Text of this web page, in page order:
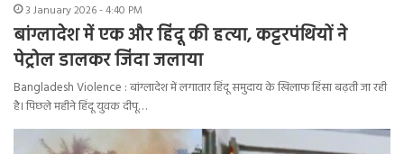
3 January 2026 - 4:40 PM
बांग्लादेश में एक और हिंदू की हत्या, कट्टरपंथियों ने
पेट्रोल डालकर जिंदा जलाया
Bangladesh Violence : बांग्लादेश में लगातार हिंदू समुदाय के खिलाफ हिंसा बढ़ती जा रही
है। पिछले महीने हिंदू युवक दीपू…